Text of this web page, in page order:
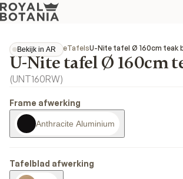
Bekijk in AR
Bekijk in AR
Collecties U-NiteTafelsU-Nite tafel Ø 160cm teak
U-Nite tafel Ø 160cm
(UNT160RW)
Frame afwerking
Anthracite Aluminium
Tafelblad afwerking